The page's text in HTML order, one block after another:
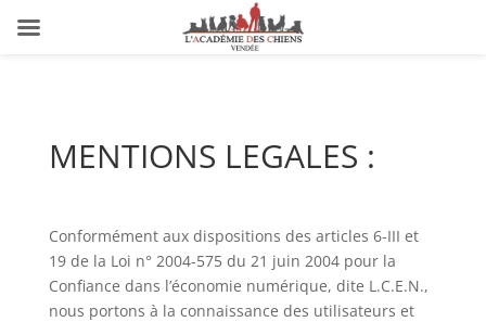
MENTIONS LEGALES :
Conformément aux dispositions des articles 6-III et
19 de la Loi n° 2004-575 du 21 juin 2004 pour la
Confiance dans l’économie numérique, dite L.C.E.N.,
nous portons à la connaissance des utilisateurs et